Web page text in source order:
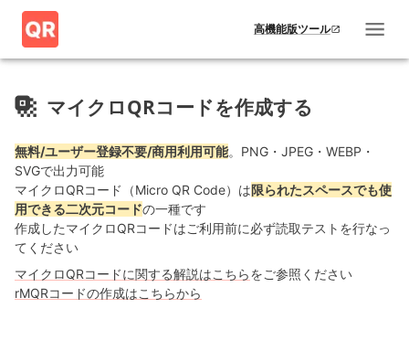
高機能版ツール
マイクロQRコードを作成する
無料/ユーザー登録不要/商用利用可能。PNG・JPEG・WEBP・
SVGで出力可能
マイクロQRコード（Micro QR Code）は限られたスペースでも使
用できる二次元コードの一種です
作成したマイクロQRコードはご利用前に必ず読取テストを行なっ
てください
マイクロQRコードに関する解説はこちらをご参照ください
rMQRコードの作成はこちらから